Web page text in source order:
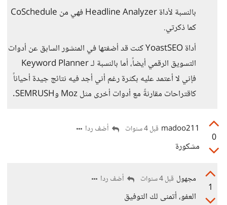
بالنسبة لأداة Headline Analyzer فهي من CoSchedule
كما ذكرتي.
أداة YoastSEO كنت قد أضفتها في المنشور السابق عن أدوات
التسويق الرقمي أيضاً، أما بالنسبة لـ Keyword Planner
فإني لا أعتمد عليه بكثرة رغم أني أجد فيه نتائج جيدة أحياناً
كاقتراحات مقارنةً مع أدوات أخرى مثل Moz وSEMRUSH.
0
madoo211 قبل 4 سنوات أضف ردا
مشكورة
1
مجهول قبل 4 سنوات أضف ردا
العفو، أتمنى لك التوفيق